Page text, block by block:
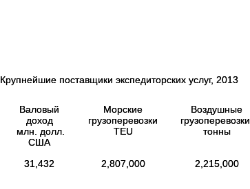
Крупнейшие поставщики экспедиторских услуг, 2013
Валовый
доход
млн. долл.
США
Морские
грузоперевозки
TEU
Воздушные
грузоперевозки,
тонны
31,432 2,807,000 2,215,000